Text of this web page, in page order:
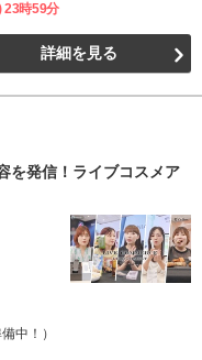
23時59分
詳細を見る
を発信！ライブコスメア
中！）